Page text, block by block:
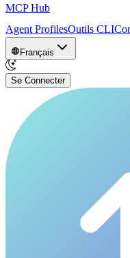
MCP Hub
Agent ProfilesOutils CLI
Français
Se Connecter